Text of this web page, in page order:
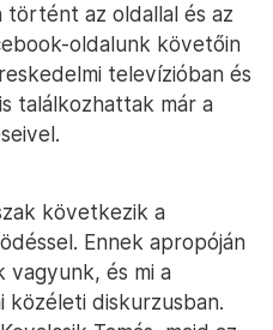
történt az oldallal és az
oldalunk követőin
televízióban és
találkozhattak már a
következik a
Ennek apropóján
vagyunk, és mi a
közéleti diskurzusban.